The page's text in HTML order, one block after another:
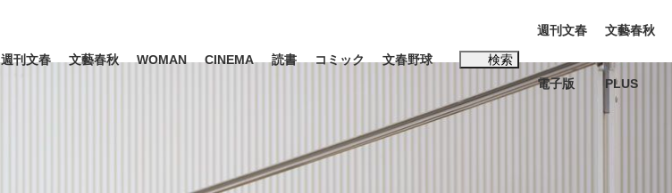
週刊文春 文藝春秋 WOMAN CINEMA 読書 コミック 文春野球 検索
週刊文春
電子版
文藝春秋
PLUS